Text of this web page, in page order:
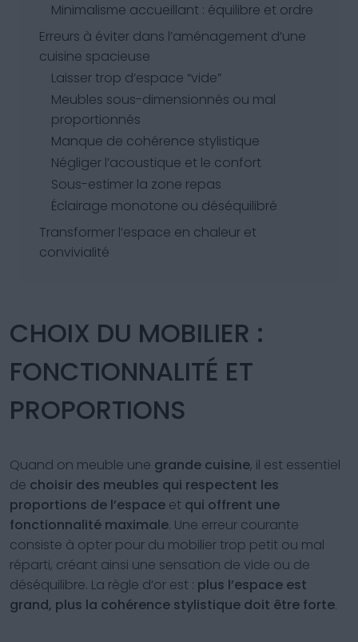
Minimalisme accueillant : équilibre et ordre
Erreurs à éviter dans l’aménagement d’une
cuisine spacieuse
Laisser trop d’espace “vide”
Meubles sous-dimensionnés ou mal
proportionnés
Manque de cohérence stylistique
Négliger l’acoustique et le confort
Sous-estimer la zone repas
Éclairage monotone ou déséquilibré
Transformer l’espace en chaleur et
convivialité
CHOIX DU MOBILIER :
FONCTIONNALITÉ ET
PROPORTIONS
Quand on meuble une grande cuisine, il est essentiel
de choisir des meubles qui respectent les
proportions de l’espace et qui offrent une
fonctionnalité maximale. Une erreur courante
consiste à opter pour du mobilier trop petit ou mal
réparti, créant ainsi une sensation de vide ou de
déséquilibre. La règle d’or est : plus l’espace est
grand, plus la cohérence stylistique doit être forte.